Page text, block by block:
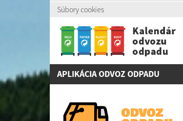
Súbory cookies
APLIKÁCIA ODVOZ ODPADU